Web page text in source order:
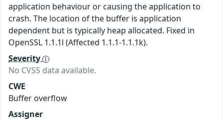
application behaviour or causing the application to
crash. The location of the buffer is application
dependent but is typically heap allocated. Fixed in
OpenSSL 1.1.1l (Affected 1.1.1-1.1.1k).
Severity
No CVSS data available.
CWE
Buffer overflow
Assigner